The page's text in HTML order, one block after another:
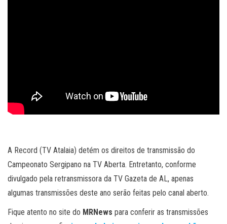
A Record (TV Atalaia) detém os direitos de transmissão do
Campeonato Sergipano na TV Aberta. Entretanto, conforme
divulgado pela retransmissora da TV Gazeta de AL, apenas
algumas transmissões deste ano serão feitas pelo canal aberto.
Fique atento no site do MRNews para conferir as transmissões